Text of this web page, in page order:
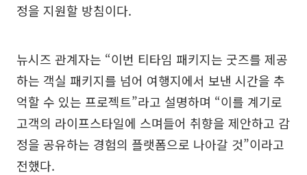
정을 지원할 방침이다.
뉴시즈 관계자는 “이번 티타임 패키지는 굿즈를 제공
하는 객실 패키지를 넘어 여행지에서 보낸 시간을 추
억할 수 있는 프로젝트”라고 설명하며 “이를 계기로
고객의 라이프스타일에 스며들어 취향을 제안하고 감
정을 공유하는 경험의 플랫폼으로 나아갈 것”이라고
전했다.